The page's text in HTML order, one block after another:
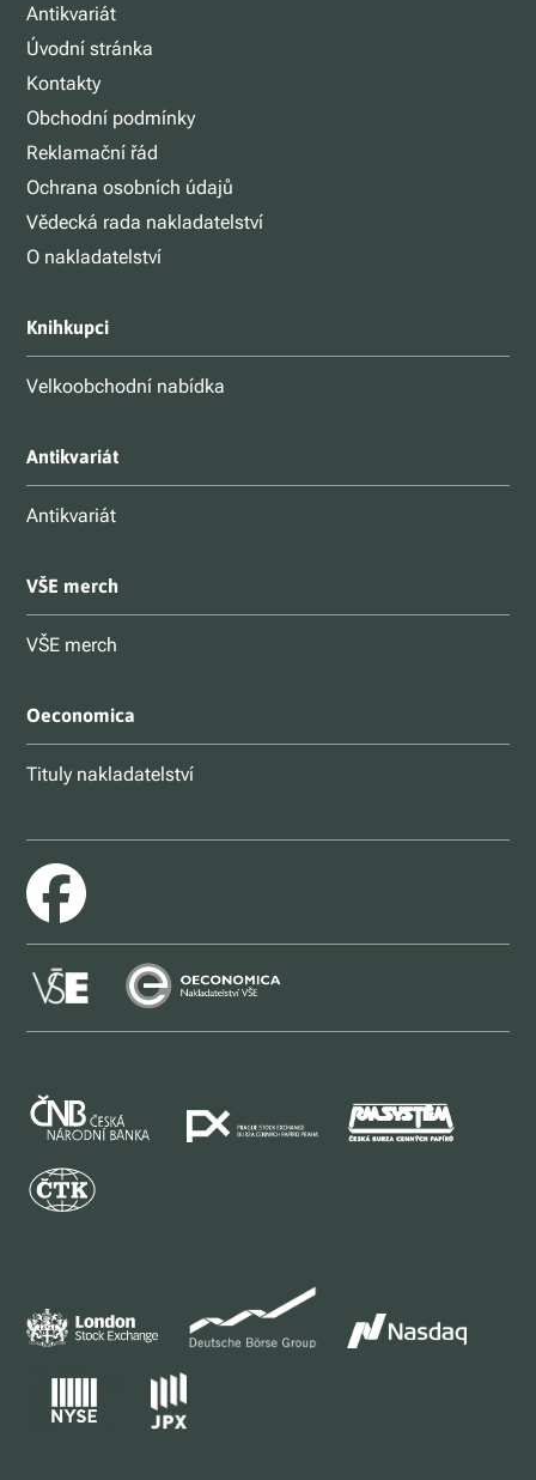
Antikvariát
Úvodní stránka
Kontakty
Obchodní podmínky
Reklamační řád
Ochrana osobních údajů
Vědecká rada nakladatelství
O nakladatelství
Knihkupci
Velkoobchodní nabídka
Antikvariát
Antikvariát
VŠE merch
VŠE merch
Oeconomica
Tituly nakladatelství